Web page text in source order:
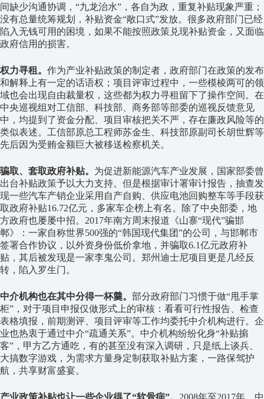
间缺少沟通协调，“九龙治水”，各自为政，重复补贴现象严重；
没有总量统筹规划，补贴资金“敞口式”发放。很多政府部门已经
陷入无钱可用的困境，如果不能按照政策兑现补贴资金，又面临
政府信用的损害。
权力寻租。 作为产业补贴政策的制定者，政府部门在政策的发布
和解释上有一定的话语权；项目评审过程中，一些模棱两可的领
域也会出现自由裁量权，这些都为权力寻租留下了操作空间。在
中央巡视组对工信部、科技部、商务部等部委的巡视反馈意见
中，均提到了资金分配、项目审核把关不严，存在廉政风险等的
类似表述。工信部原总工程师苏金生、科技部原副司长胡世辉等
先后因为受贿金额巨大被移送检察机关。
骗取、套取政府补贴。 为促进新能源汽车产业发展，国家部委曾
出台补贴政策予以大力支持。但是根据审计署审计报告，抽查发
现一些汽车产销企业采用自产自购、供应电池回购整车等手段获
取政府补贴16.72亿元，多家车企榜上有名。除了中央部委，地
方政府也屡屡中招。2017年南方周末报道《山寨“现代”骗邯
郸》：一家自称世界500强的“韩国现代集团”的公司，与邯郸市
签署合作协议，以外资身份低价拿地，并骗取6.1亿元政府补
贴，其后被发现是一家李鬼公司。郑州迪士尼项目更是几经反
转，陷入罗生门。
中介机构也在其中分得一杯羹。 部分政府部门习惯于做“甩手掌
柜”，对于项目申报仅做形式上的审核：看看可行性报告、检查
表格填报，前期测评、项目评审等工作均委托中介机构进行。企
业也热衷于通过中介“疏通关系”。中介机构纷纷化身“补贴掮
客”，甲方乙方通吃，有的甚至没有深入调研，只是纸上谈兵、
大搞数字游戏，为需求方量身定制获取补贴方案，一路保驾护
航，共享财富盛宴。
产业政策补贴也让一些企业得了“软骨病”。 2008年至2017年，中